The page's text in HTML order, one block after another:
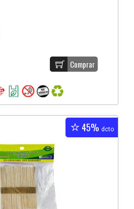
Comprar
45% dcto